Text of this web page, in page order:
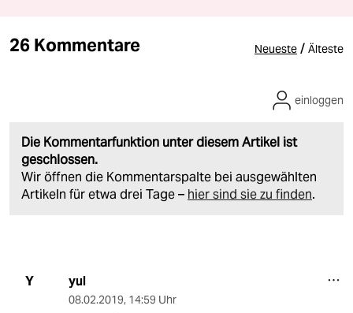
26 Kommentare Neueste / Älteste
Die Kommentarfunktion unter diesem Artikel ist
geschlossen.
Wir öffnen die Kommentarspalte bei ausgewählten
Artikeln für etwa drei Tage – hier sind sie zu finden.
einloggen
Y yul
08.02.2019, 14:59 Uhr